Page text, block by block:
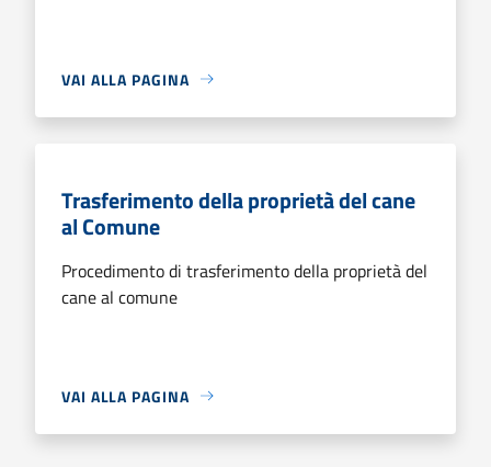
VAI ALLA PAGINA
Trasferimento della proprietà del cane
al Comune
Procedimento di trasferimento della proprietà del
cane al comune
VAI ALLA PAGINA